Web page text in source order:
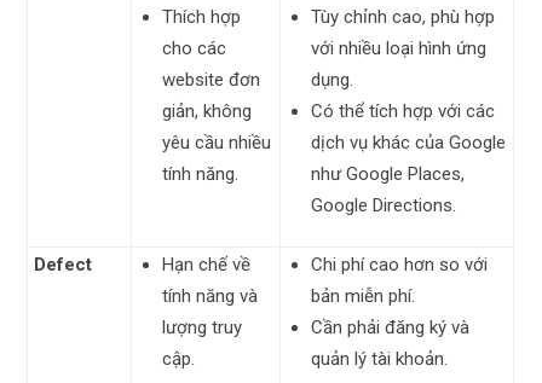
Thích hợp
cho các
website đơn
giản, không
yêu cầu nhiều
tính năng.
Tùy chỉnh cao, phù hợp
với nhiều loại hình ứng
dụng.
Có thể tích hợp với các
dịch vụ khác của Google
như Google Places,
Google Directions.
Defect
Hạn chế về
tính năng và
lượng truy
cập.
Chi phí cao hơn so với
bản miễn phí.
Cần phải đăng ký và
quản lý tài khoản.